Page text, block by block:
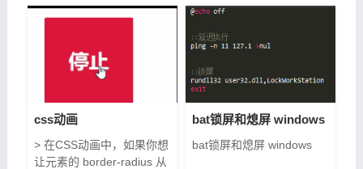
css动画
> 在CSS动画中，如果你想
让元素的 border-radius 从
bat锁屏和熄屏 windows
bat锁屏和熄屏 windows